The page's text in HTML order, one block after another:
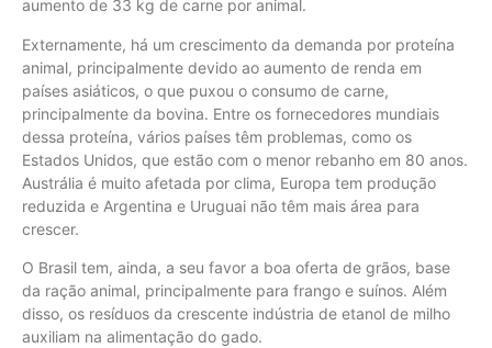
aumento de 33 kg de carne por animal.
Externamente, há um crescimento da demanda por proteína
animal, principalmente devido ao aumento de renda em
países asiáticos, o que puxou o consumo de carne,
principalmente da bovina. Entre os fornecedores mundiais
dessa proteína, vários países têm problemas, como os
Estados Unidos, que estão com o menor rebanho em 80 anos.
Austrália é muito afetada por clima, Europa tem produção
reduzida e Argentina e Uruguai não têm mais área para
crescer.
O Brasil tem, ainda, a seu favor a boa oferta de grãos, base
da ração animal, principalmente para frango e suínos. Além
disso, os resíduos da crescente indústria de etanol de milho
auxiliam na alimentação do gado.